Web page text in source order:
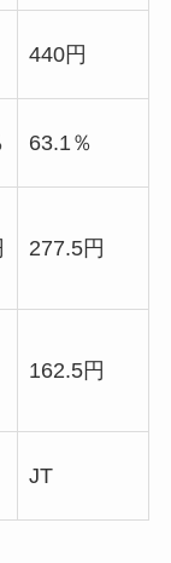
440円
63.1％
277.5円
162.5円
JT